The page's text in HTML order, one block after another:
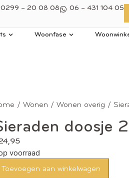
0299 – 20 08 08 06 – 431 104 05
Woonfase
/ Wonen / Wonen overig /
doosje
voorraad
Toevoegen aan winkelwagen